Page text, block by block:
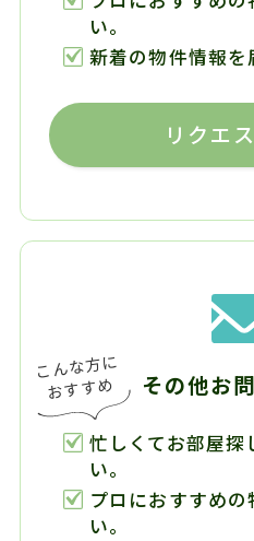
い。
新着の物件情報を
リクエ
その他お
忙しくてお部屋探
い。
プロにおすすめ
い。